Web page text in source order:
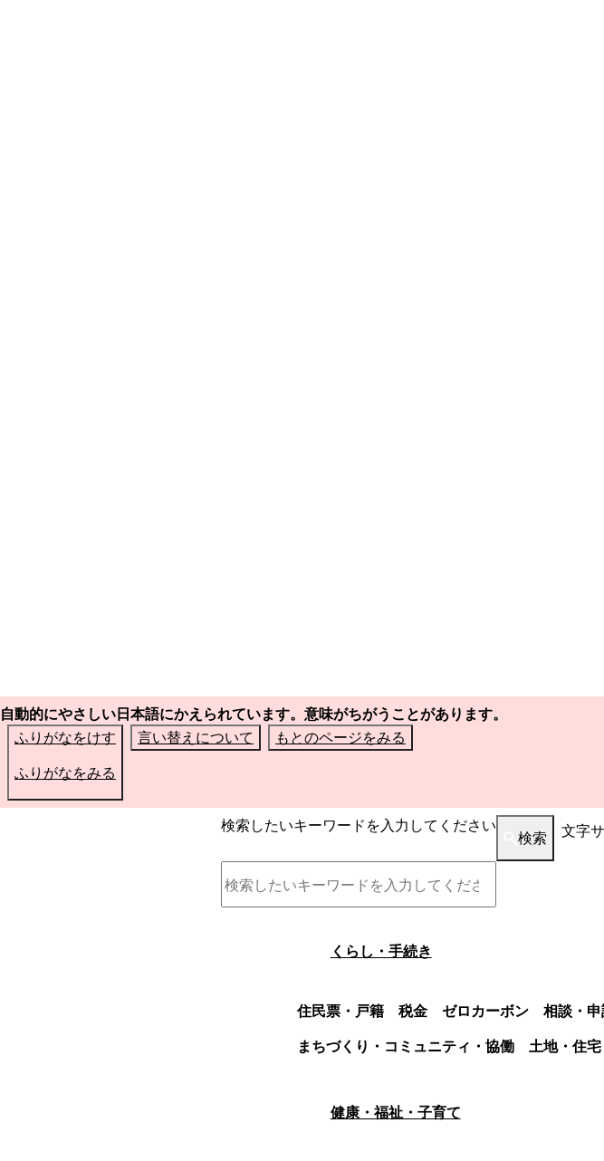
自動的にやさしい日本語にかえられています。意味がちがうことがあります。
ふりがなをけす
ふりがなをみる
言い替えについて もとのページをみる
検索したいキーワードを入力してください
検索 文字
くらし・手続き
住民票・戸籍 税金 ゼロカーボン 相談・
まちづくり・コミュニティ・協働
土地・住
健康・福祉・子育て